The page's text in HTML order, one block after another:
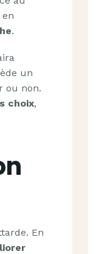
.
un
ou non.
choix,
En